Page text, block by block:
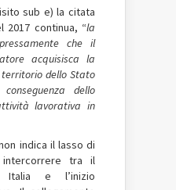
sub e) la citata
2017 continua, “la
che il
acquisisca la
dello Stato
dello
lavorativa in
indica il lasso di
tra il
Italia e l’inizio